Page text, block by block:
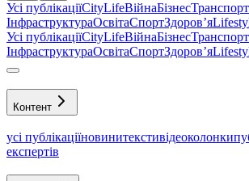
Усі публікаціїCityLifeВійнаБізнес
ІнфраструктураОсвітаСпортЗдоровʼя
Усі публікаціїCityLifeВійнаБізнес
ІнфраструктураОсвітаСпортЗдоровʼя
Контент
усі публікаціїновинитекстивідеоколонки
експертів